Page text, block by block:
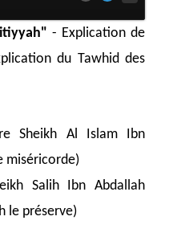
Al-
Al-
Al-
Al-
- Explication de
du Tawhid des
Sheikh Al Islam Ibn
miséricorde)
Salih Ibn Abdallah
le préserve)